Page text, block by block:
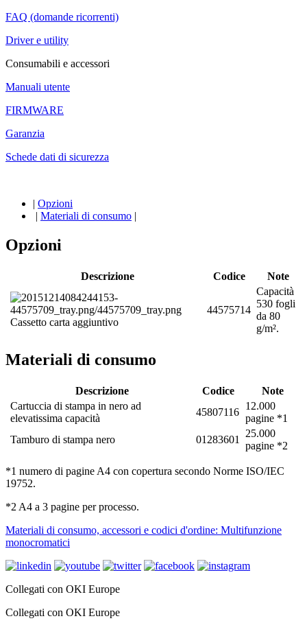
FAQ (domande ricorrenti)
Driver e utility
Consumabili e accessori
Manuali utente
FIRMWARE
Garanzia
Schede dati di sicurezza
| Opzioni
| Materiali di consumo |
Opzioni
Descrizione Codice Note
Cassetto carta aggiuntivo
44575714
Capacità
530 fogli
da 80
g/m².
Materiali di consumo
Descrizione Codice
Note
Cartuccia di stampa in nero ad
elevatissima capacità
45807116
12.000
pagine *1
Tamburo di stampa nero
01283601
25.000
pagine *2
*1 numero di pagine A4 con copertura secondo Norme ISO/IEC
19752.
*2 A4 a 3 pagine per processo.
Materiali di consumo, accessori e codici d'ordine: Multifunzione
monocromatici
Collegati con OKI Europe
Collegati con OKI Europe